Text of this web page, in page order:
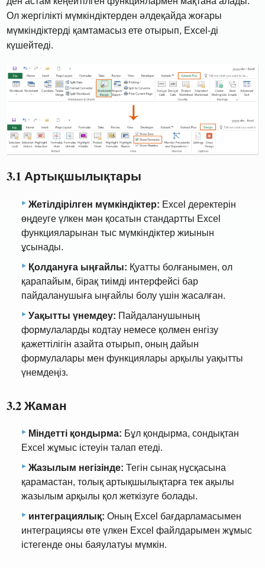
Ол жергілікті мүмкіндіктерден әлдеқайда жоғары
мүмкіндіктерді қамтамасыз ете отырып, Excel-ді
күшейтеді.
3.1 Артықшылықтары
Жетілдірілген мүмкіндіктер: Excel деректерін
өңдеуге үлкен мән қосатын стандартты Excel
функцияларынан тыс мүмкіндіктер жиынын
ұсынады.
Қолдануға ыңғайлы: Қуатты болғанымен, ол
қарапайым, бірақ тиімді интерфейсі бар
пайдаланушыға ыңғайлы болу үшін жасалған.
Уақытты үнемдеу: Пайдаланушының
формулаларды кодтау немесе қолмен енгізу
қажеттілігін азайта отырып, оның дайын
формулалары мен функциялары арқылы уақытты
үнемдеңіз.
3.2 Жаман
Міндетті қондырма: Бұл қондырма, сондықтан
Excel жұмыс істеуін талап етеді.
Жазылым негізінде: Тегін сынақ нұсқасына
қарамастан, толық артықшылықтарға тек ақылы
жазылым арқылы қол жеткізуге болады.
интеграциялық: Оның Excel бағдарламасымен
интеграциясы өте үлкен Excel файлдарымен жұмыс
істегенде оны баяулатуы мүмкін.